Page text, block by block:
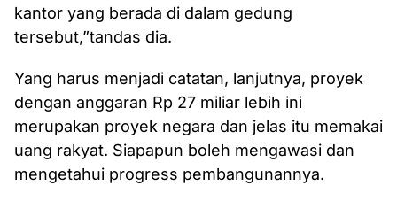
kantor yang berada di dalam gedung
tersebut,”tandas dia.
Yang harus menjadi catatan, lanjutnya, proyek
dengan anggaran Rp 27 miliar lebih ini
merupakan proyek negara dan jelas itu memakai
uang rakyat. Siapapun boleh mengawasi dan
mengetahui progress pembangunannya.